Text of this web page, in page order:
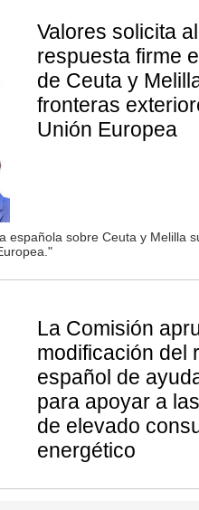
Valores solicita
respuesta firme
de Ceuta y
fronteras
Unión Europea
española sobre Ceuta y Melilla
La Comisión
modificación del
español de
para apoyar a
de elevado
energético